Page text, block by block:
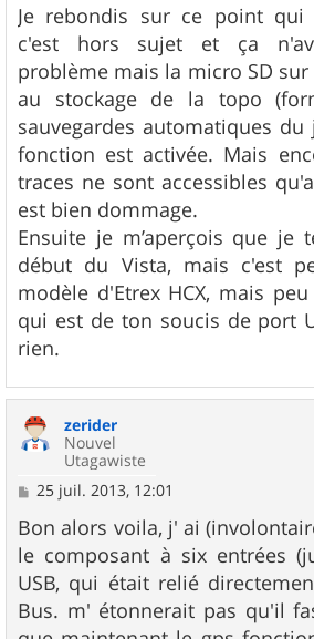
Je rebondis sur ce point qui
c'est hors sujet et ça
problème mais la micro SD sur
au stockage de la topo
sauvegardes automatiques
fonction est activée. Mais
traces ne sont accessibles
est bien dommage.
Ensuite je m’aperçois que je
début du Vista, mais c'est
modèle d'Etrex HCX, mais
qui est de ton soucis de port
rien.
zerider
Nouvel
Utagawiste
M
s
s
a
g
e
25 juil. 2013, 12:01
Bon alors voila, j' ai
le composant à six entrées
USB, qui était relié
Bus. m' étonnerait pas qu'il